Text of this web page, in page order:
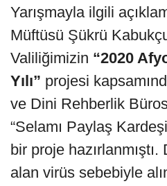
Yarışmayla ilgili
Müftüsü Şükrü
Valiliğimizin “2020
Yılı” projesi
ve Dini Rehberlik
“Selamı Paylaş
bir proje
alan virüs sebebiyle